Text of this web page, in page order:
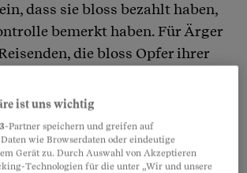
dass sie bloss bezahlt haben,
bemerkt haben. Für Ärger
die bloss Opfer ihrer
ist uns wichtig
-Partner speichern und greifen auf
wie Browserdaten oder eindeutige
Gerät zu. Durch Auswahl von Akzeptieren
Technologien für die unter „Wir und unsere